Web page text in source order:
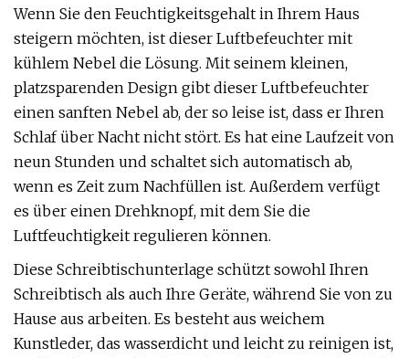
Wenn Sie den Feuchtigkeitsgehalt in Ihrem Haus
steigern möchten, ist dieser Luftbefeuchter mit
kühlem Nebel die Lösung. Mit seinem kleinen,
platzsparenden Design gibt dieser Luftbefeuchter
einen sanften Nebel ab, der so leise ist, dass er Ihren
Schlaf über Nacht nicht stört. Es hat eine Laufzeit von
neun Stunden und schaltet sich automatisch ab,
wenn es Zeit zum Nachfüllen ist. Außerdem verfügt
es über einen Drehknopf, mit dem Sie die
Luftfeuchtigkeit regulieren können.
Diese Schreibtischunterlage schützt sowohl Ihren
Schreibtisch als auch Ihre Geräte, während Sie von zu
Hause aus arbeiten. Es besteht aus weichem
Kunstleder, das wasserdicht und leicht zu reinigen ist,